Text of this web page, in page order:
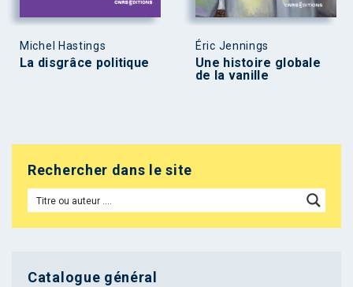
Michel Hastings
La disgrâce politique
Éric Jennings
Une histoire globale
de la vanille
Rechercher dans le site
Catalogue général